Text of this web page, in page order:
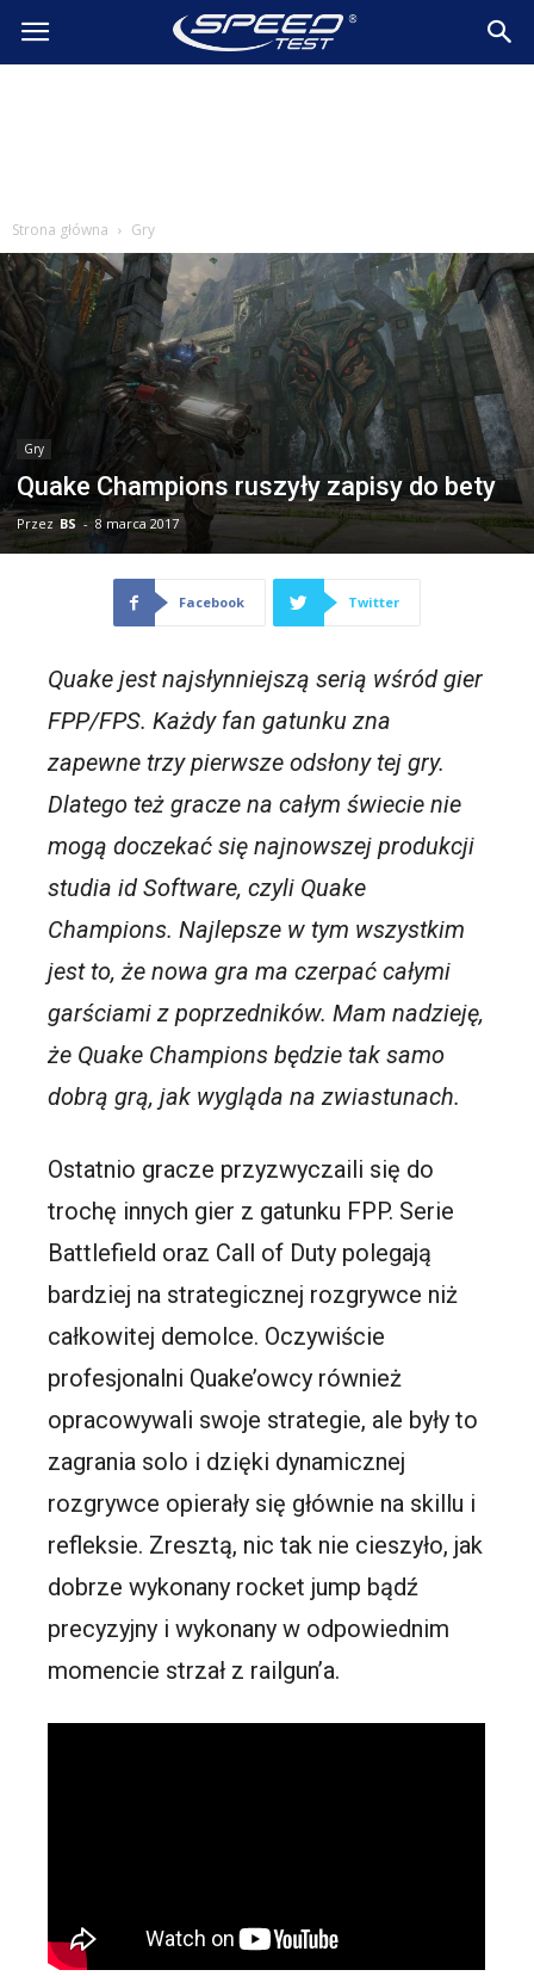
SpeedTest.pl
Strona główna Gry
Gry
Quake Champions ruszyły zapisy do bety
Przez BS - 8 marca 2017
Facebook Twitter
Quake jest najsłynniejszą serią wśród gier
FPP/FPS. Każdy fan gatunku zna
zapewne trzy pierwsze odsłony tej gry.
Dlatego też gracze na całym świecie nie
mogą doczekać się najnowszej produkcji
studia id Software, czyli Quake
Champions. Najlepsze w tym wszystkim
jest to, że nowa gra ma czerpać całymi
garściami z poprzedników. Mam nadzieję,
że Quake Champions będzie tak samo
dobrą grą, jak wygląda na zwiastunach.
Ostatnio gracze przyzwyczaili się do
trochę innych gier z gatunku FPP. Serie
Battlefield oraz Call of Duty polegają
bardziej na strategicznej rozgrywce niż
całkowitej demolce. Oczywiście
profesjonalni Quake’owcy również
opracowywali swoje strategie, ale były to
zagrania solo i dzięki dynamicznej
rozgrywce opierały się głównie na skillu i
refleksie. Zresztą, nic tak nie cieszyło, jak
dobrze wykonany rocket jump bądź
precyzyjny i wykonany w odpowiednim
momencie strzał z railgun’a.